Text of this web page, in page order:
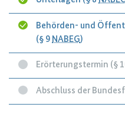
Behörden- und
(§ 9 NABEG)
Erörterungstermin (§
Abschluss der